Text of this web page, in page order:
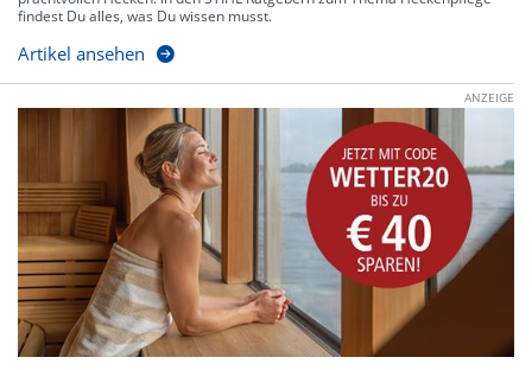
findest Du alles, was Du wissen musst.
Artikel ansehen
ANZEIGE